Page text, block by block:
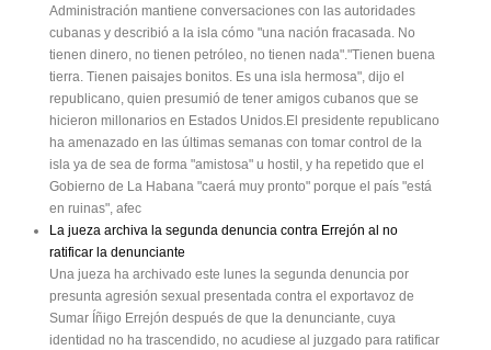
Administración mantiene conversaciones con las autoridades
cubanas y describió a la isla cómo "una nación fracasada. No
tienen dinero, no tienen petróleo, no tienen nada"."Tienen buena
tierra. Tienen paisajes bonitos. Es una isla hermosa", dijo el
republicano, quien presumió de tener amigos cubanos que se
hicieron millonarios en Estados Unidos.El presidente republicano
ha amenazado en las últimas semanas con tomar control de la
isla ya de sea de forma "amistosa" u hostil, y ha repetido que el
Gobierno de La Habana "caerá muy pronto" porque el país "está
en ruinas", afec
La jueza archiva la segunda denuncia contra Errejón al no
ratificar la denunciante
Una jueza ha archivado este lunes la segunda denuncia por
presunta agresión sexual presentada contra el exportavoz de
Sumar Íñigo Errejón después de que la denunciante, cuya
identidad no ha trascendido, no acudiese al juzgado para ratificar